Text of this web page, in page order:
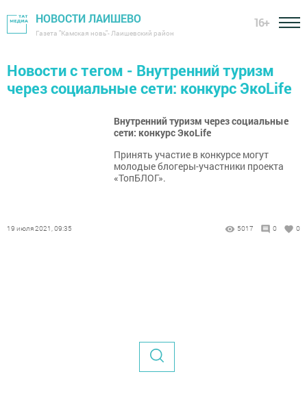
НОВОСТИ ЛАИШЕВО
Газета "Камская новь"- Лаишевский район
16+
Новости с тегом - Внутренний туризм
через социальные сети: конкурc ЭкоLife
Внутренний туризм через социальные
сети: конкурc ЭкоLife
Принять участие в конкурсе могут
молодые блогеры-участники проекта
«ТопБЛОГ».
19 июля 2021, 09:35 5017 0 0